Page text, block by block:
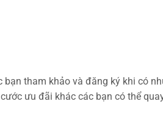
bạn tham khảo và đăng ký khi có
ưu đãi khác các bạn có thể